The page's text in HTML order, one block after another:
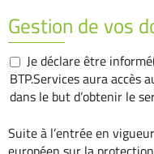
Gestion de vos
Je déclare être
BTP.Services aura accès
dans le but d’obtenir le
Suite à l’entrée en